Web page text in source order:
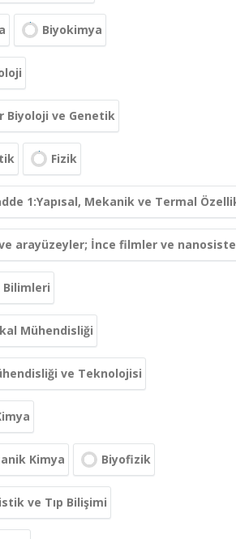
Biyokimya
Biyoloji ve Genetik
Fizik
1:Yapısal, Mekanik ve Termal
arayüzeyler; İnce filmler ve
Bilimleri
Mühendisliği
ve Teknolojisi
Kimya Biyofizik
ve Tıp Bilişimi